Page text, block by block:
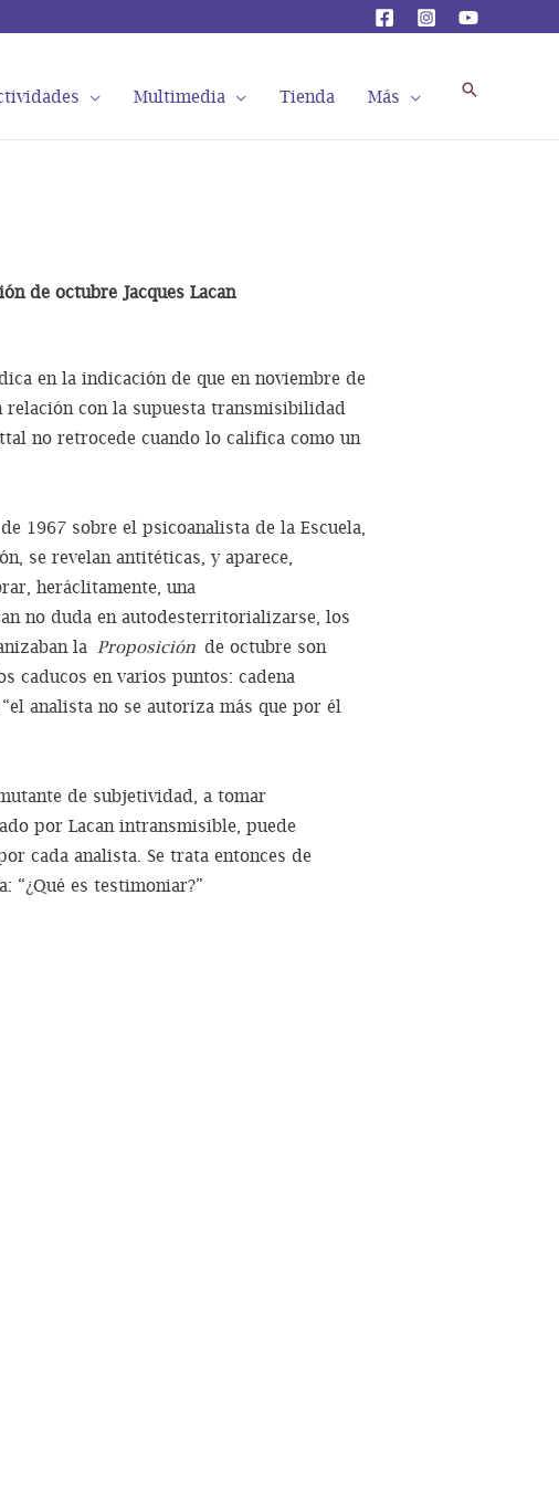
Multimedia Tienda Más Buscar
de octubre Jacques Lacan
en la indicación de que en noviembre de
con la supuesta transmisibilidad
no retrocede cuando lo califica como un
1967 sobre el psicoanalista de la Escuela,
se revelan antitéticas, y aparece,
heráclitamente, una
no duda en autodesterritorializarse, los
la Proposiciónde octubre son
caducos en varios puntos: cadena
analista no se autoriza más que por él
de subjetividad, a tomar
por Lacan intransmisible, puede
cada analista. Se trata entonces de
“¿Qué es testimoniar?”